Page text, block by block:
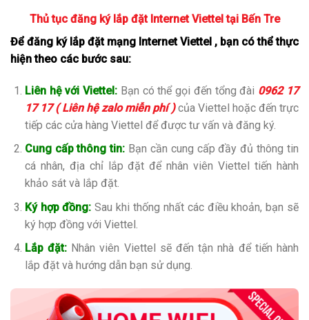
Thủ tục đăng ký lắp đặt Internet Viettel tại Bến Tre
Để đăng ký lắp đặt mạng Internet Viettel , bạn có thể thực
hiện theo các bước sau:
Liên hệ với Viettel: Bạn có thể gọi đến tổng đài 0962 17
17 17 ( Liên hệ zalo miễn phí )của Viettel hoặc đến trực
tiếp các cửa hàng Viettel để được tư vấn và đăng ký.
Cung cấp thông tin: Bạn cần cung cấp đầy đủ thông tin
cá nhân, địa chỉ lắp đặt để nhân viên Viettel tiến hành
khảo sát và lắp đặt.
Ký hợp đồng: Sau khi thống nhất các điều khoản, bạn sẽ
ký hợp đồng với Viettel.
Lắp đặt: Nhân viên Viettel sẽ đến tận nhà để tiến hành
lắp đặt và hướng dẫn bạn sử dụng.